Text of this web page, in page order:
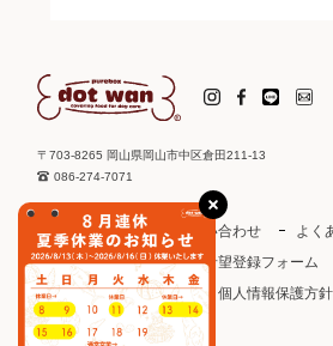
〒703-8265 岡山県岡山市中区倉田211-13
086-274-7071
ご利用ガイド お問い合わせ
よく
取り扱い店
お取引希望登録フォーム
ドットわんカタログ
個人情報保護方針
会社概要
会員規約